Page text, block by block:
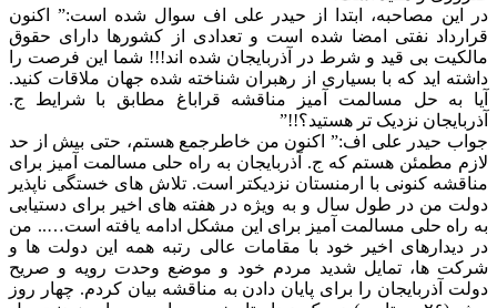
در این مصاحبه، ابتدا از حیدر علی اف سوال شده است:” اکنون
قرارداد نفتی امضا شده است و تعدادی از کشورها دارای حقوق
مالکیت بی قید و شرط در آذربایجان شده اند!!! شما این فرصت را
داشته اید که با بسیاری از رهبران شناخته شده جهان ملاقات کنید.
آیا به حل مسالمت آمیز مناقشه قراباغ مطابق با شرایط ج.
آذربایجان نزدیک تر هستید؟!!”
جواب حیدر علی اف:” اکنون من خاطرجمع هستم، حتی بیش از حد
لازم مطمئن هستم که ج. آذربایجان به راه حلی مسالمت آمیز برای
مناقشه کنونی با ارمنستان نزدیکتر است. تلاش های خستگی ناپذیر
دولت من در طول سال و به ویژه در هفته های اخیر برای دستیابی
به راه حلی مسالمت آمیز برای این مشکل ادامه یافته است….. من
در دیدارهای اخیر خود با مقامات عالی رتبه همه این دولت ها و
شرکت ها، تمایل شدید مردم خود و موضع وحدت رویه و صریح
دولت آذربایجان را برای پایان دادن به مناقشه بیان کردم. چهار روز